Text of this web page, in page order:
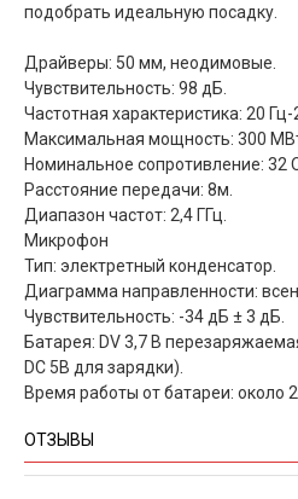
подобрать идеальную посадку.
Драйверы: 50 мм, неодимовые.
Чувствительность: 98 дБ.
Частотная характеристика: 20 Гц-
Максимальная мощность: 300
Номинальное сопротивление: 32
Расстояние передачи: 8м.
Диапазон частот: 2,4 ГГц.
Микрофон
Тип: электретный конденсатор.
Диаграмма направленности:
Чувствительность: -34 дБ ± 3 дБ.
Батарея: DV 3,7 В
DC 5В для зарядки).
Время работы от батареи: около
ОТЗЫВЫ